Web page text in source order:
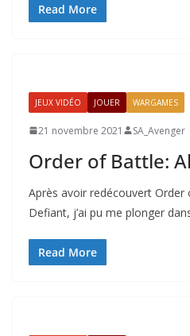
Read More
JEUX VIDÉO JOUER WARGAMES
21 novembre 2021 SA_Avenger
Order of Battle:
Après avoir redécouvert Order
Defiant, j’ai pu me plonger
Read More